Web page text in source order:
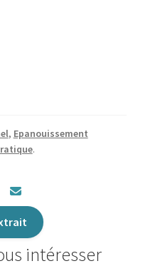
, Epanouissement
.
intéresser